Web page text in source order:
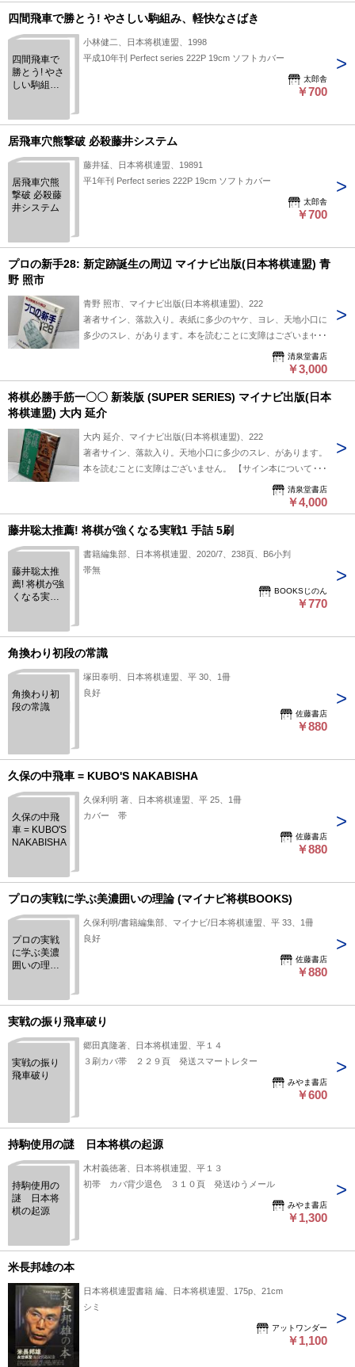
四間飛車で勝とう! やさしい駒組み、軽快なさばき
四間飛車で
勝とう! やさ
しい駒組
小林健二、日本将棋連盟、1998
平成10年刊 Perfect series 222P 19cm ソフトカバー
太郎舎
￥700
居飛車穴熊撃破 必殺藤井システム
居飛車穴熊
撃破 必殺藤
井システム
藤井猛、日本将棋連盟、19891
平1年刊 Perfect series 222P 19cm ソフトカバー
太郎舎
￥700
プロの新手28: 新定跡誕生の周辺 マイナビ出版(日本将棋連盟) 青
野 照市
青野 照市、マイナビ出版(日本将棋連盟)、222
著者サイン、落款入り。表紙に多少のヤケ、ヨレ、天地小口に
多少のスレ、があります。本を読むことに支障はございませ
ん。 【サイン本について】 画像にて状態や筆致をよくご確認
いただき、お客様ご自身の判断にてご入札をお願いしておりま
す。お求め後は真贋によるご返品、ご返金などはお断りいたし
ます。ご了承ください。※注意事項※■商品・状態はコンディ
ションガイドラインに基づき、判断・出品されております。■
清泉堂書店
￥3,000
将棋必勝手筋一〇〇 新装版 (SUPER SERIES) マイナビ出版(日本
将棋連盟) 大内 延介
大内 延介、マイナビ出版(日本将棋連盟)、222
著者サイン、落款入り。天地小口に多少のスレ、があります。
本を読むことに支障はございません。 【サイン本について】
画像にて状態や筆致をよくご確認いただき、お客様ご自身の判
断にてご入札をお願いしております。お求め後は真贋によるご
返品、ご返金などはお断りいたします。ご了承ください。※注
意事項※■商品・状態はコンディションガイドラインに基づ
清泉堂書店
￥4,000
藤井聡太推薦! 将棋が強くなる実戦1 手詰 5刷
藤井聡太推
薦! 将棋が強
くなる実戦1
書籍編集部、日本将棋連盟、2020/7、238頁、B6小判
帯無
BOOKSじのん
￥770
角換わり初段の常識
角換わり初
段の常識
塚田泰明、日本将棋連盟、平 30、1冊
良好
佐藤書店
￥880
久保の中飛車 = KUBO'S NAKABISHA
久保の中飛
車 = KUBO'S
NAKABISHA
久保利明 著、日本将棋連盟、平 25、1冊
カバー 帯
佐藤書店
￥880
プロの実戦に学ぶ美濃囲いの理論 (マイナビ将棋BOOKS)
プロの実戦
に学ぶ美濃
囲いの理論
久保利明/書籍編集部、マイナビ/日本将棋連盟、平 33、1冊
良好
佐藤書店
￥880
実戦の振り飛車破り
実戦の振り
飛車破り
郷田真隆著、日本将棋連盟、平１４
３刷カバ帯 ２２９頁 発送スマートレター
みやま書店
￥600
持駒使用の謎 日本将棋の起源
持駒使用の
謎 日本将
棋の起源
木村義徳著、日本将棋連盟、平１３
初帯 カバ背少退色 ３１０頁 発送ゆうメール
みやま書店
￥1,300
米長邦雄の本
日本将棋連盟書籍 編、日本将棋連盟、175p、21cm
シミ
アットワンダー
￥1,100